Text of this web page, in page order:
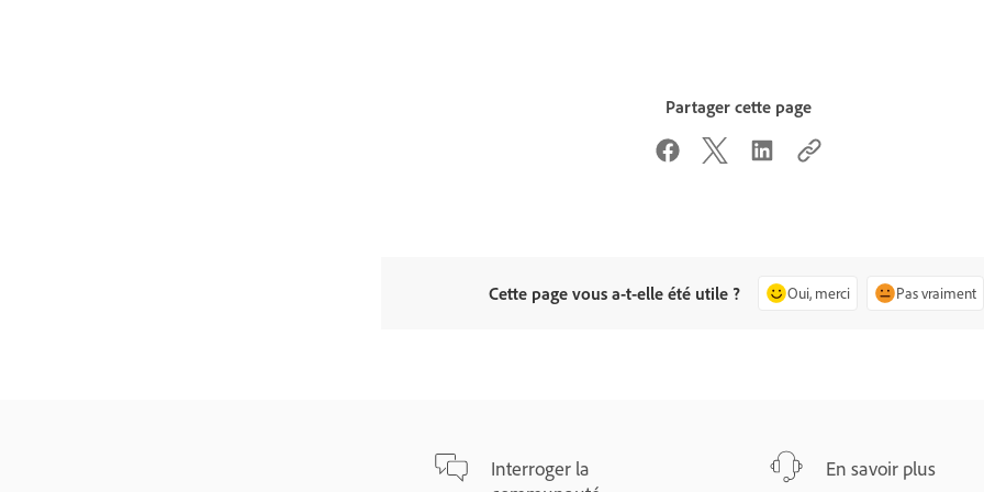
Partager cette page
Cette page vous a-t-elle été utile ? Oui, merci Pas vraiment
Interroger la
En savoir plus